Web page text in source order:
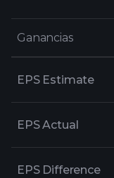
Ganancias
Ganancias
EPS Estimate
EPS Actual
EPS Difference